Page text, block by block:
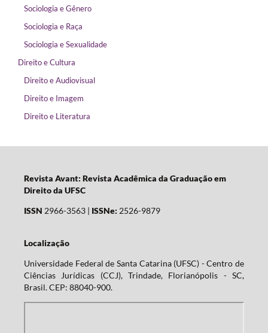
Sociologia e Gênero
Sociologia e Raça
Sociologia e Sexualidade
Direito e Cultura
Direito e Audiovisual
Direito e Imagem
Direito e Literatura
Revista Avant: Revista Acadêmica da Graduação em
Direito da UFSC
ISSN 2966-3563 | ISSNe: 2526-9879
Localização
Universidade Federal de Santa Catarina (UFSC) - Centro de
Ciências Jurídicas (CCJ), Trindade, Florianópolis - SC,
Brasil. CEP: 88040-900.